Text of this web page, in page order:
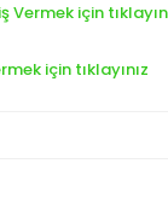
için
için tıklayınız